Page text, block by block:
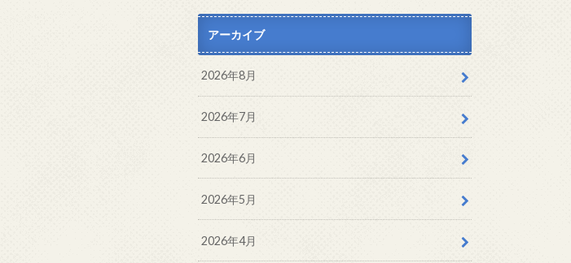
アーカイブ
2026年8月
2026年7月
2026年6月
2026年5月
2026年4月